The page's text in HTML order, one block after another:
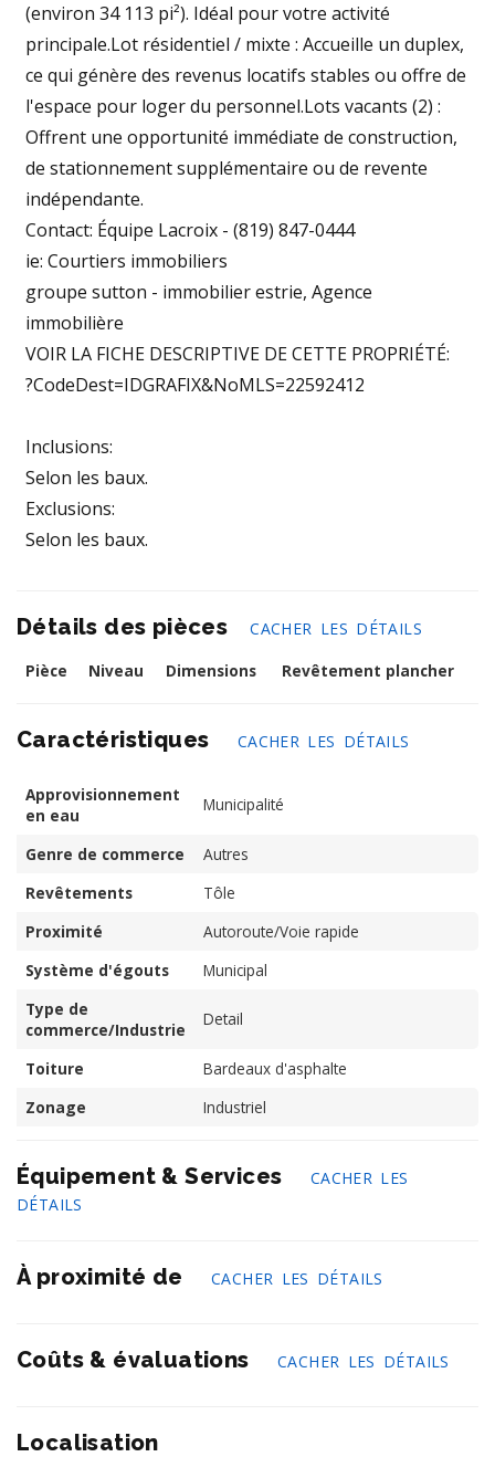
(environ 34 113 pi²). Idéal pour votre activité
principale.Lot résidentiel / mixte : Accueille un duplex,
ce qui génère des revenus locatifs stables ou offre de
l'espace pour loger du personnel.Lots vacants (2) :
Offrent une opportunité immédiate de construction,
de stationnement supplémentaire ou de revente
indépendante.
Contact: Équipe Lacroix - (819) 847-0444
ie: Courtiers immobiliers
groupe sutton - immobilier estrie, Agence
immobilière
VOIR LA FICHE DESCRIPTIVE DE CETTE PROPRIÉTÉ:
?CodeDest=IDGRAFIX&NoMLS=22592412
Inclusions:
Selon les baux.
Exclusions:
Selon les baux.
Détails des pièces
CACHER LES DÉTAILS
Pièce
Niveau Dimensions Revêtement plancher
Caractéristiques CACHER LES DÉTAILS
Approvisionnement
en eau
Municipalité
Genre de commerce
Autres
Revêtements
Tôle
Proximité
Autoroute/Voie rapide
Système d'égouts
Municipal
Type de
commerce/Industrie
Detail
Toiture
Bardeaux d'asphalte
Zonage
Industriel
Équipement & Services
CACHER LES
DÉTAILS
À proximité de CACHER LES DÉTAILS
Coûts & évaluations CACHER LES DÉTAILS
Localisation